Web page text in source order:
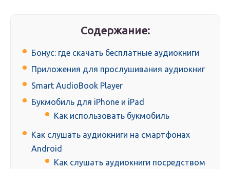
Содержание:
Бонус: где скачать бесплатные аудиокниги
Приложения для прослушивания аудиокниг
Smart AudioBook Player
Букмобиль для iPhone и iPad
Как использовать букмобиль
Как слушать аудиокниги на смартфонах
Android
Как слушать аудиокниги посредством